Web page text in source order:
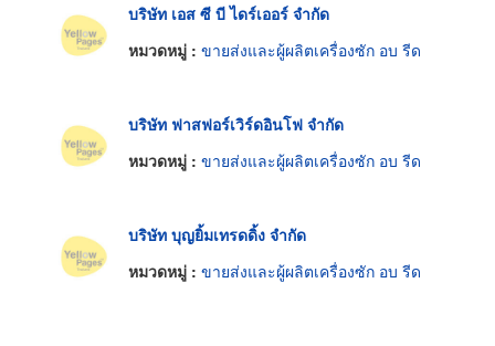
บริษัท เอส ซี บี ไดร์เออร์ จำกัด
หมวดหมู่ : ขายส่งและผู้ผลิตเครื่องซัก อบ รีด
บริษัท ฟาสฟอร์เวิร์ดอินโฟ จำกัด
หมวดหมู่ : ขายส่งและผู้ผลิตเครื่องซัก อบ รีด
บริษัท บุญยิ้มเทรดดิ้ง จำกัด
หมวดหมู่ : ขายส่งและผู้ผลิตเครื่องซัก อบ รีด